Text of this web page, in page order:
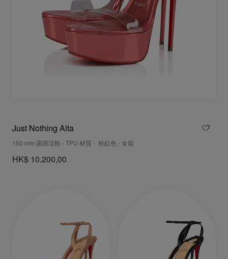
Just Nothing Alta
150 mm 露跟涼鞋 - TPU 材質 - 粉紅色 - 女裝
HK$ 10.200,00